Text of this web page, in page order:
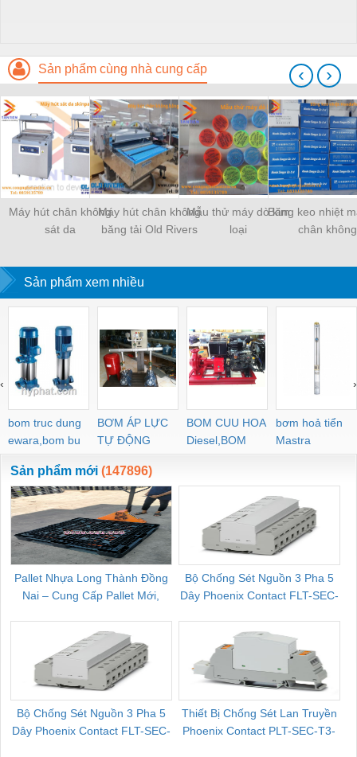
Sản phẩm cùng nhà cung cấp
Máy hút chân không
sát da
Máy hút chân không
băng tải Old Rivers
Mẫu thử máy dò kim
loại
Băng keo nhiệt
chân không
‹ ›
Sản phẩm xem nhiều
bom truc dung
ewara,bom bu
ewara
BƠM ÁP LỰC
TỰ ĐỘNG
BOM CUU HOA
Diesel,BOM
CHUA CHAY
bơm hoả tiển
Mastra
‹ ›
Sản phẩm mới (147896)
Pallet Nhựa Long Thành Đồng
Nai – Cung Cấp Pallet Mới,
Bộ Chống Sét Nguồn 3 Pha 5
Dây Phoenix Contact FLT-SEC-
Bộ Chống Sét Nguồn 3 Pha 5
Dây Phoenix Contact FLT-SEC-
Thiết Bị Chống Sét Lan Truyền
Phoenix Contact PLT-SEC-T3-